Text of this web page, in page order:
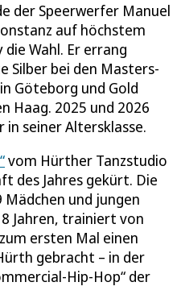
der Speerwerfer Manuel
auf höchstem
die Wahl. Er errang
bei den Masters-
Göteborg und Gold
Haag. 2025 und 2026
seiner Altersklasse.
vom Hürther Tanzstudio
des Jahres gekürt. Die
und jungen
Jahren, trainiert von
ersten Mal einen
gebracht – in der
Hip-Hop“ der